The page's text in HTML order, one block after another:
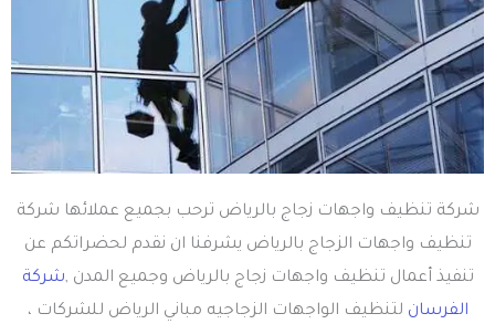
شركة تنظيف واجهات زجاج بالرياض ترحب بجميع عملائها شركة
تنظيف واجهات الزجاج بالرياض يشرفنا ان نقدم لحضراتكم عن
تنفيذ أعمال تنظيف واجهات زجاج بالرياض وجميع المدن ,شركة
الفرسان لتنظيف الواجهات الزجاجيه مباني الرياض للشركات ،